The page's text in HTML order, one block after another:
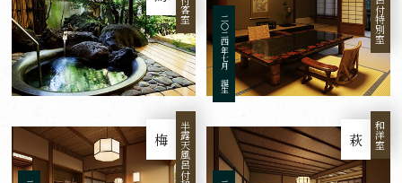
二〇二四年七月 誕生
梅 半露天風呂付和洋室 萩 和洋室